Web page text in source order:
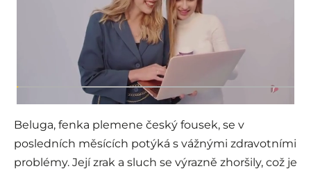
Beluga, fenka plemene český fousek, se v
posledních měsících potýká s vážnými zdravotními
problémy. Její zrak a sluch se výrazně zhoršily, což je